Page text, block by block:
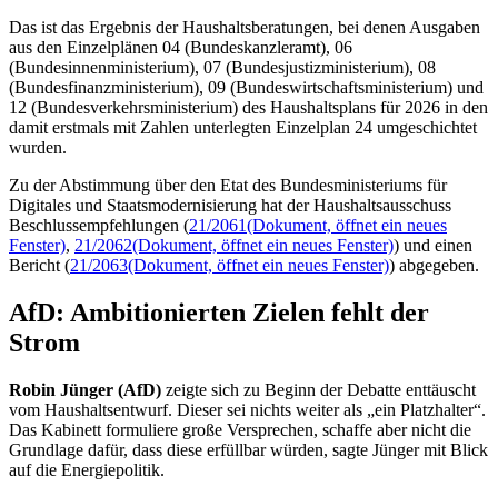
Das ist das Ergebnis der Haushaltsberatungen, bei denen Ausgaben
aus den Einzelplänen 04 (Bundeskanzleramt), 06
(Bundesinnenministerium), 07 (Bundesjustizministerium), 08
(Bundesfinanzministerium), 09 (Bundeswirtschaftsministerium) und
12 (Bundesverkehrsministerium) des Haushaltsplans für 2026 in den
damit erstmals mit Zahlen unterlegten Einzelplan 24 umgeschichtet
wurden.
Zu der Abstimmung über den Etat des Bundesministeriums für
Digitales und Staatsmodernisierung hat der Haushaltsausschuss
Beschlussempfehlungen (21/2061(Dokument, öffnet ein neues
Fenster), 21/2062(Dokument, öffnet ein neues Fenster)) und einen
Bericht (21/2063(Dokument, öffnet ein neues Fenster)) abgegeben.
AfD: Ambitionierten Zielen fehlt der
Strom
Robin Jünger (AfD) zeigte sich zu Beginn der Debatte enttäuscht
vom Haushaltsentwurf. Dieser sei nichts weiter als „ein Platzhalter“.
Das Kabinett formuliere große Versprechen, schaffe aber nicht die
Grundlage dafür, dass diese erfüllbar würden, sagte Jünger mit Blick
auf die Energiepolitik.